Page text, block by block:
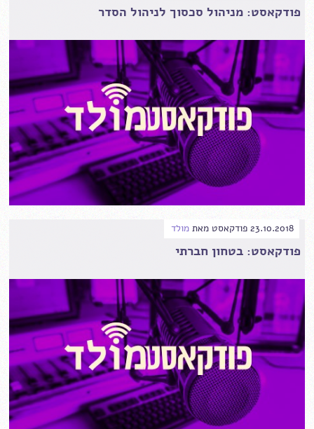
פודקאסט: מניהול סכסוך לניהול הסדר
23.10.2018 פודקאסט מאת מולד
פודקאסט: בטחון חברתי